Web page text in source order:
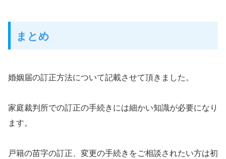
まとめ
婚姻届の訂正方法について記載させて頂きました。
家庭裁判所での訂正の手続きには細かい知識が必要になり
ます。
戸籍の苗字の訂正、変更の手続きをご相談されたい方は初